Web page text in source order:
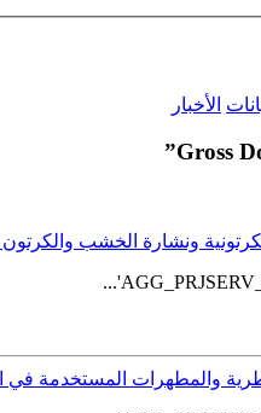
الأخبار
ونشارة الخشب والكرتون
والمطهرات المستخدمة في